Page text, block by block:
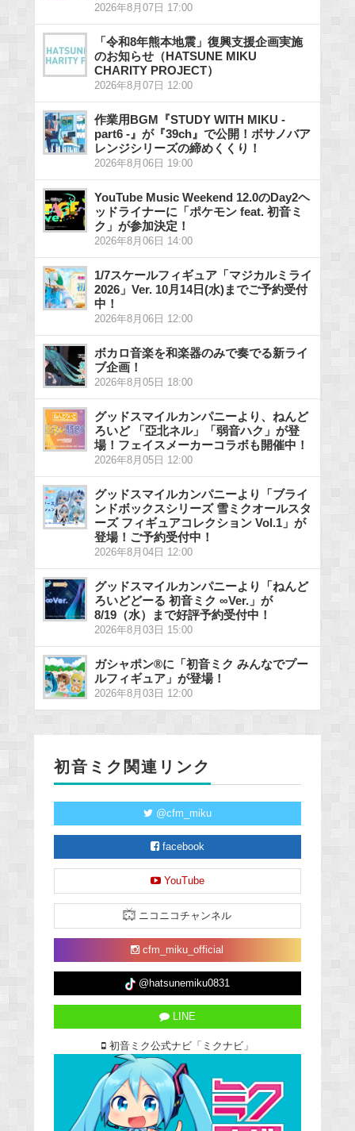
2026年8月07日 17:00
「令和8年熊本地震」復興支援企画実施
のお知らせ（HATSUNE MIKU
CHARITY PROJECT）
2026年8月07日 12:00
作業用BGM『STUDY WITH MIKU -
part6 -』が『39ch』で公開！ボサノバア
レンジシリーズの締めくくり！
2026年8月06日 19:00
YouTube Music Weekend 12.0のDay2ヘ
ッドライナーに「ポケモン feat. 初音ミ
ク」が参加決定！
2026年8月06日 14:00
1/7スケールフィギュア「マジカルミライ
2026」Ver. 10月14日(水)までご予約受付
中！
2026年8月06日 12:00
ボカロ音楽を和楽器のみで奏でる新ライ
ブ企画！
2026年8月05日 18:00
グッドスマイルカンパニーより、ねんど
ろいど 「亞北ネル」「弱音ハク」が登
場！フェイスメーカーコラボも開催中！
2026年8月05日 12:00
グッドスマイルカンパニーより「ブライ
ンドボックスシリーズ 雪ミクオールスタ
ーズ フィギュアコレクション Vol.1」が
登場！ご予約受付中！
2026年8月04日 12:00
グッドスマイルカンパニーより「ねんど
ろいどどーる 初音ミク ∞Ver.」が
8/19（水）まで好評予約受付中！
2026年8月03日 15:00
ガシャポン®に「初音ミク みんなでプー
ルフィギュア」が登場！
2026年8月03日 12:00
初音ミク関連リンク
@cfm_miku
facebook
YouTube
ニコニコチャンネル
cfm_miku_official
@hatsunemiku0831
LINE
初音ミク公式ナビ「ミクナビ」